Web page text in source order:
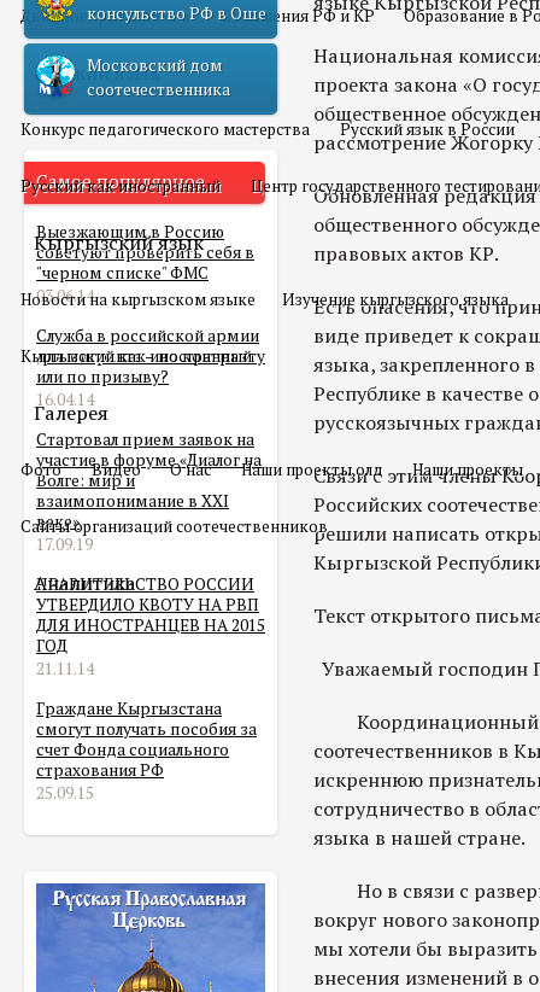
Двойное гражданство Отношения РФ и КР Образование в
Русский язык
Конкурс педагогического мастерства Русский язык в России
Русский как иностранный Центр государственного
Кыргызский язык
Новости на кыргызском языке Изучение кыргызского языка
Кыргызский как иностранный
Галерея
Фото Видео О нас Наши проекты олд Наши проекты
Сайты организаций соотечественников
Аналитика
консульство РФ в Оше
Московский дом
соотечественника
Самое популярное
Выезжающим в Россию
советуют проверить себя в
"черном списке" ФМС
03.06.14
Служба в российской армии
для мигранта – по контракту
или по призыву?
16.04.14
Стартовал прием заявок на
участие в форуме «Диалог на
Волге: мир и
взаимопонимание в XXI
веке»
17.09.19
ПРАВИТЕЛЬСТВО РОССИИ
УТВЕРДИЛО КВОТУ НА РВП
ДЛЯ ИНОСТРАНЦЕВ НА 2015
ГОД
21.11.14
Граждане Кыргызстана
смогут получать пособия за
счет Фонда социального
страхования РФ
25.09.15
Национальная
проекта закона «О
общественное
рассмотрение
Обновленная
общественного
правовых актов КР.
Есть опасения, что
виде приведет к
языка, закрепленного
Республике в
русскоязычных
Связи с этим члены
Российских
решили написать
Кыргызской
Текст открытого
Уважаемый господин
Координационный
соотечественников в
искреннюю
сотрудничество в
языка в нашей стране.
Но в связи с
вокруг нового
мы хотели бы
внесения изменений в